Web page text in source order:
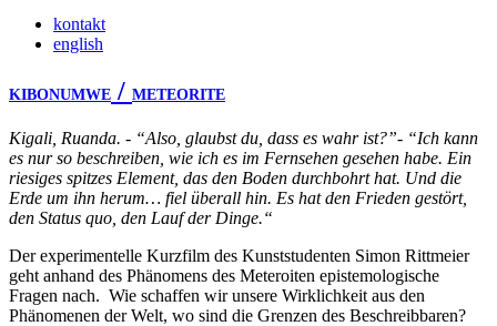
kontakt
english
KIBONUMWE / METEORITE
Kigali, Ruanda. - “Also, glaubst du, dass es wahr ist?”- “Ich kann
es nur so beschreiben, wie ich es im Fernsehen gesehen habe. Ein
riesiges spitzes Element, das den Boden durchbohrt hat. Und die
Erde um ihn herum… fiel überall hin. Es hat den Frieden gestört,
den Status quo, den Lauf der Dinge.“
Der experimentelle Kurzfilm des Kunststudenten Simon Rittmeier
geht anhand des Phänomens des Meteroiten epistemologische
Fragen nach. Wie schaffen wir unsere Wirklichkeit aus den
Phänomenen der Welt, wo sind die Grenzen des Beschreibbaren?